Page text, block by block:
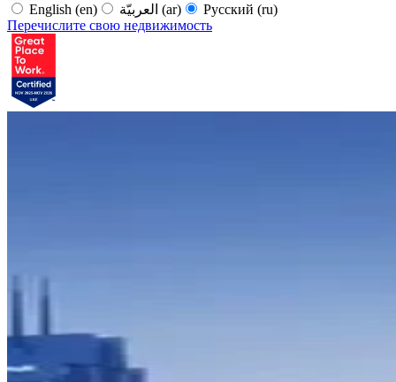
English (en) (ar) Русский (ru)
Перечислите свою недвижимость